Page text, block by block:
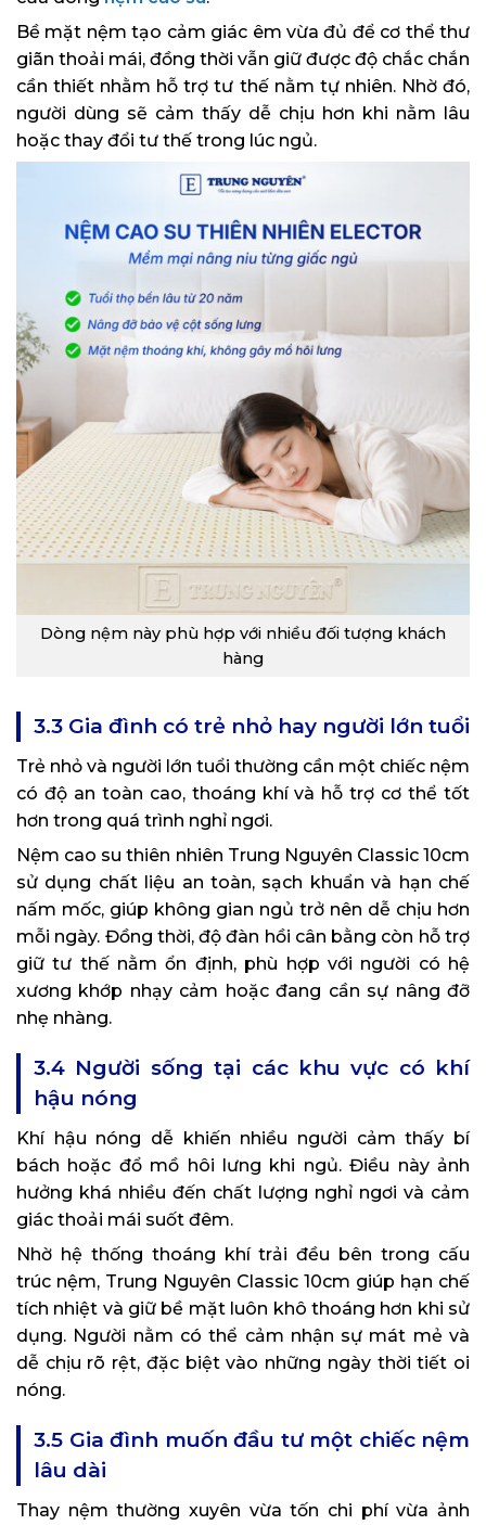
Bề mặt nệm tạo cảm giác êm vừa đủ để cơ thể thư
giãn thoải mái, đồng thời vẫn giữ được độ chắc chắn
cần thiết nhằm hỗ trợ tư thế nằm tự nhiên. Nhờ đó,
người dùng sẽ cảm thấy dễ chịu hơn khi nằm lâu
hoặc thay đổi tư thế trong lúc ngủ.
Dòng nệm này phù hợp với nhiều đối tượng khách
hàng
3.3 Gia đình có trẻ nhỏ hay người lớn tuổi
Trẻ nhỏ và người lớn tuổi thường cần một chiếc nệm
có độ an toàn cao, thoáng khí và hỗ trợ cơ thể tốt
hơn trong quá trình nghỉ ngơi.
Nệm cao su thiên nhiên Trung Nguyên Classic 10cm
sử dụng chất liệu an toàn, sạch khuẩn và hạn chế
nấm mốc, giúp không gian ngủ trở nên dễ chịu hơn
mỗi ngày. Đồng thời, độ đàn hồi cân bằng còn hỗ trợ
giữ tư thế nằm ổn định, phù hợp với người có hệ
xương khớp nhạy cảm hoặc đang cần sự nâng đỡ
nhẹ nhàng.
3.4 Người sống tại các khu vực có khí
hậu nóng
Khí hậu nóng dễ khiến nhiều người cảm thấy bí
bách hoặc đổ mồ hôi lưng khi ngủ. Điều này ảnh
hưởng khá nhiều đến chất lượng nghỉ ngơi và cảm
giác thoải mái suốt đêm.
Nhờ hệ thống thoáng khí trải đều bên trong cấu
trúc nệm, Trung Nguyên Classic 10cm giúp hạn chế
tích nhiệt và giữ bề mặt luôn khô thoáng hơn khi sử
dụng. Người nằm có thể cảm nhận sự mát mẻ và
dễ chịu rõ rệt, đặc biệt vào những ngày thời tiết oi
nóng.
3.5 Gia đình muốn đầu tư một chiếc nệm
lâu dài
Thay nệm thường xuyên vừa tốn chi phí vừa ảnh